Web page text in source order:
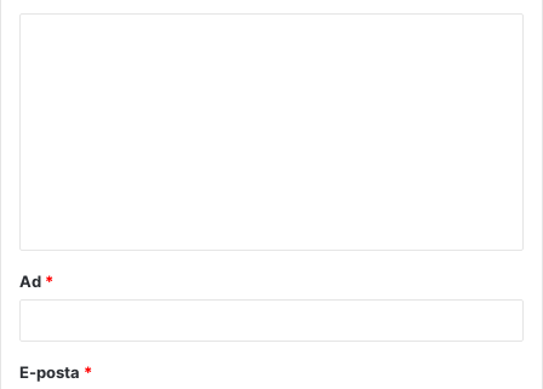
Ad *
E-posta *